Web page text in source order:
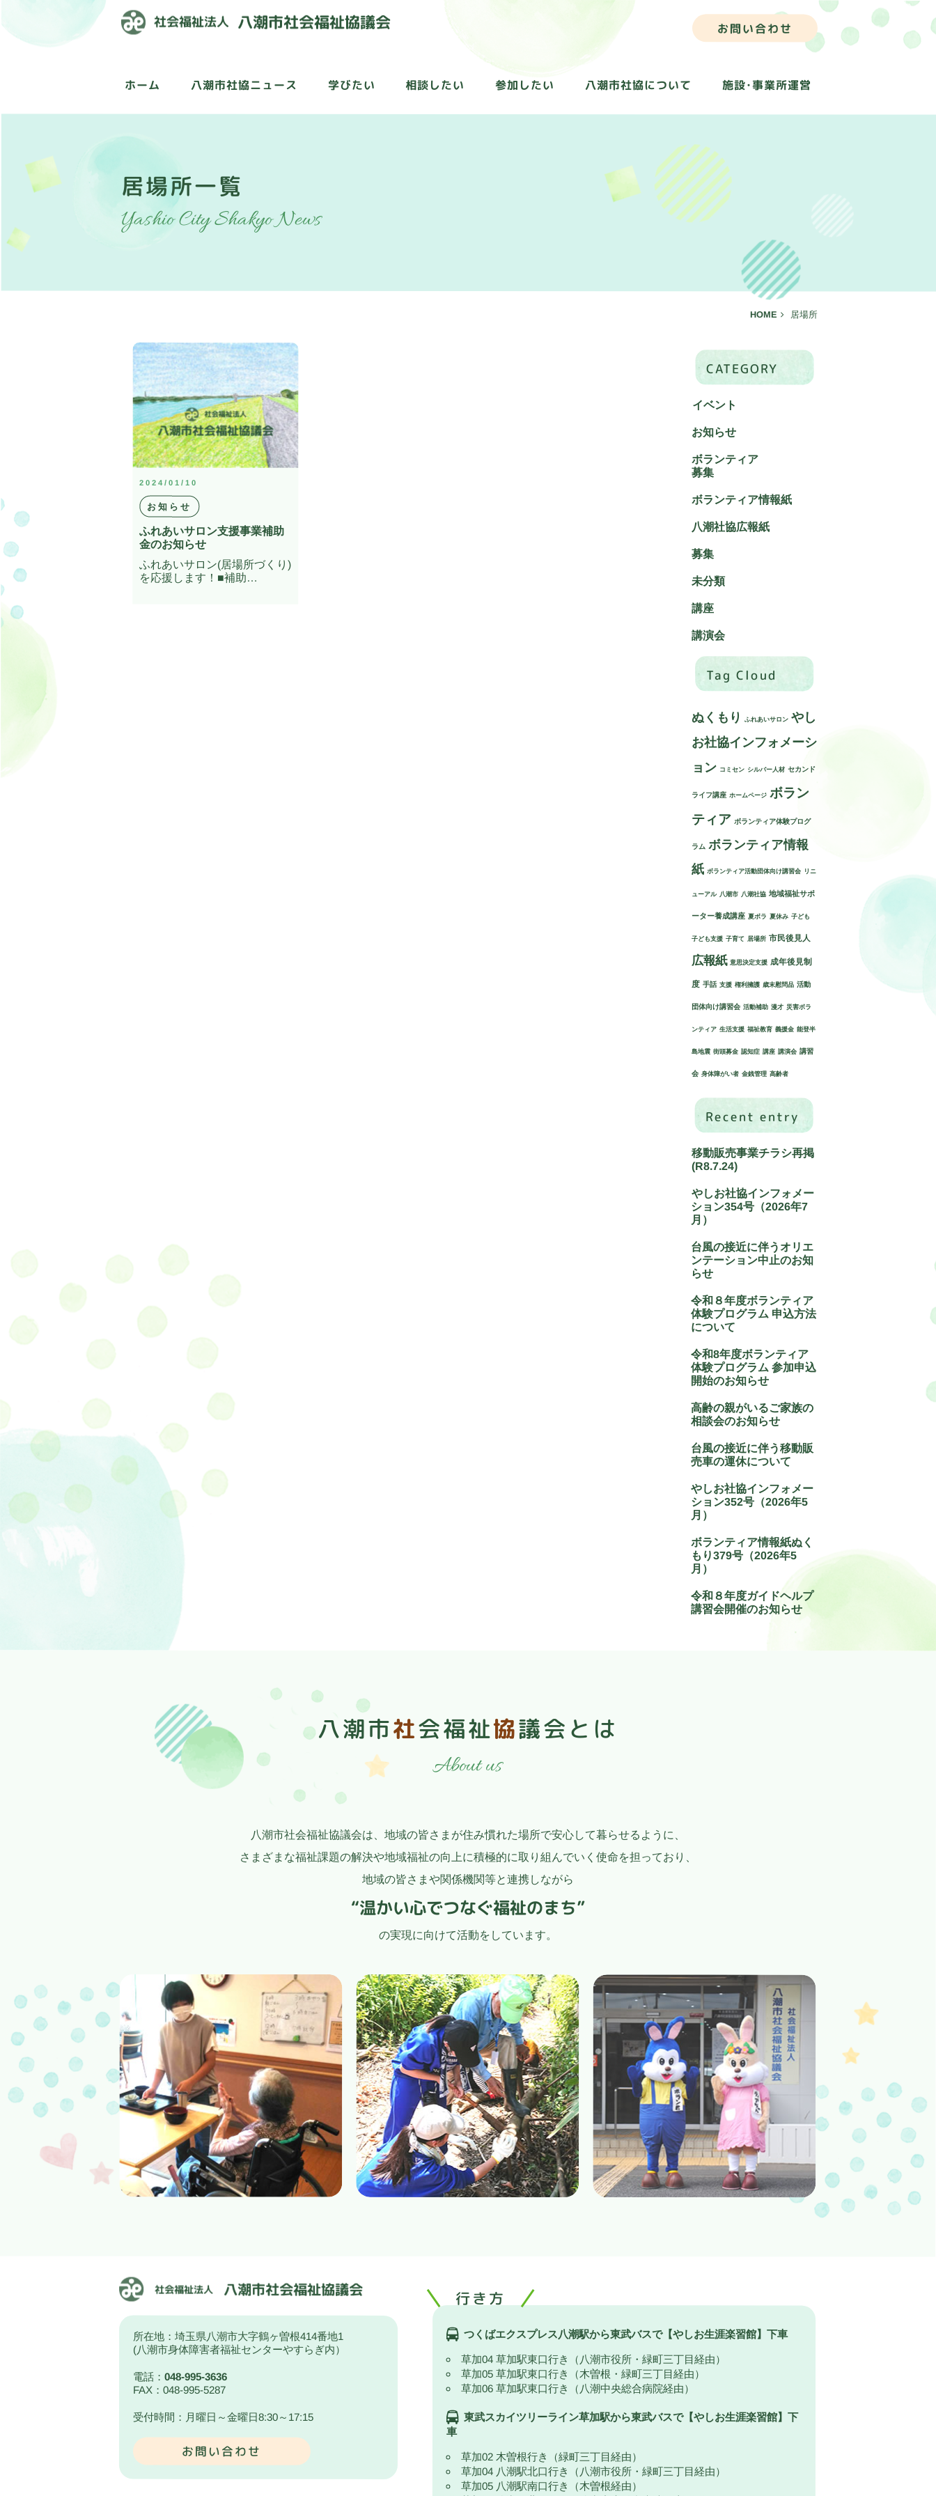
お問い合わせ
ホーム 八潮市社協ニュース 学びたい 相談したい 参加したい 八潮市社協について 施設･事業所運営
居場所一覧
Yashio City Shakyo News
HOME 居場所
2024/01/10
お知らせ
ふれあいサロン支援事業補助
金のお知らせ
ふれあいサロン(居場所づくり)
を応援します！■補助…
CATEGORY
イベント
お知らせ
ボランティア
募集
ボランティア情報紙
八潮社協広報紙
募集
未分類
講座
講演会
Tag Cloud
ぬくもり ふれあいサロン やし
お社協インフォメーシ
ョン コミセン シルバー人材 セカンド
ライフ講座 ホームページ ボラン
ティア ボランティア体験プログ
ラム ボランティア情報
紙 ボランティア活動団体向け講習会 リニ
ューアル 八潮市 八潮社協 地域福祉サポ
ーター養成講座 夏ボラ 夏休み 子ども
子ども支援 子育て 居場所 市民後見人
広報紙 意思決定支援 成年後見制
度 手話 支援 権利擁護 歳末慰問品 活動
団体向け講習会 活動補助 漫才 災害ボラ
ンティア 生活支援 福祉教育 義援金 能登半
島地震 街頭募金 認知症 講座 講演会 講習
会 身体障がい者 金銭管理 高齢者
Recent entry
移動販売事業チラシ再掲
(R8.7.24)
やしお社協インフォメー
ション354号（2026年7
月）
台風の接近に伴うオリエ
ンテーション中止のお知
らせ
令和８年度ボランティア
体験プログラム 申込方法
について
令和8年度ボランティア
体験プログラム 参加申込
開始のお知らせ
高齢の親がいるご家族の
相談会のお知らせ
台風の接近に伴う移動販
売車の運休について
やしお社協インフォメー
ション352号（2026年5
月）
ボランティア情報紙ぬく
もり379号（2026年5
月）
令和８年度ガイドヘルプ
講習会開催のお知らせ
八潮市社会福祉協議会 とは
About us
八潮市社会福祉協議会は、地域の皆さまが住み慣れた場所で安心して暮らせるように、
さまざまな福祉課題の解決や地域福祉の向上に積極的に取り組んでいく使命を担っており、
地域の皆さまや関係機関等と連携しながら
“温かい心でつなぐ福祉のまち”
の実現に向けて活動をしています。
所在地：埼玉県八潮市大字鶴ヶ曽根414番地1
(八潮市身体障害者福祉センターやすらぎ内）
電話：048-995-3636
FAX：048-995-5287
受付時間：月曜日～金曜日8:30～17:15
お問い合わせ
行き方
つくばエクスプレス八潮駅から東武バスで【やしお生涯楽習館】下車
草加04 草加駅東口行き（八潮市役所・緑町三丁目経由）
草加05 草加駅東口行き（木曽根・緑町三丁目経由）
草加06 草加駅東口行き（八潮中央総合病院経由）
東武スカイツリーライン草加駅から東武バスで【やしお生涯楽習館】下
車
草加02 木曽根行き（緑町三丁目経由）
草加04 八潮駅北口行き（八潮市役所・緑町三丁目経由）
草加05 八潮駅南口行き（木曽根経由）